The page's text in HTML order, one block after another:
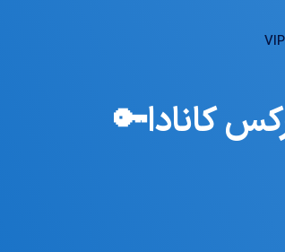
VIP
کانادا🔑